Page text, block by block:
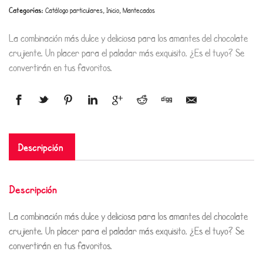
Categorías: Catálogo particulares Inicio Mantecados
La combinación más dulce y deliciosa para los amantes del chocolate
crujiente. Un placer para el paladar más exquisito. ¿Es el tuyo? Se
convertirán en tus favoritos.
Descripción
Descripción
La combinación más dulce y deliciosa para los amantes del chocolate
crujiente. Un placer para el paladar más exquisito. ¿Es el tuyo? Se
convertirán en tus favoritos.